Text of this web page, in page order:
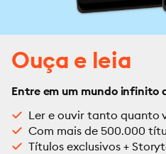
Ouça e leia
Entre em um mundo infinito
Ler e ouvir tanto quanto
Com mais de 500.000
Títulos exclusivos +